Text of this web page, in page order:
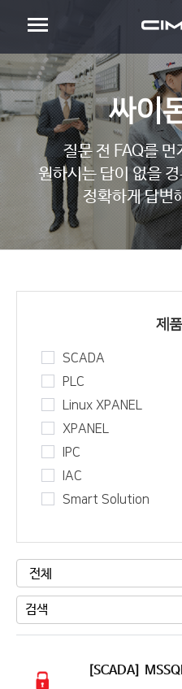
싸이
질문 전 FAQ를
원하시는 답이 없을
정확하게 답변
제
SCADA
PLC
Linux XPANEL
XPANEL
IPC
IAC
Smart Solution
전체
[SCADA]